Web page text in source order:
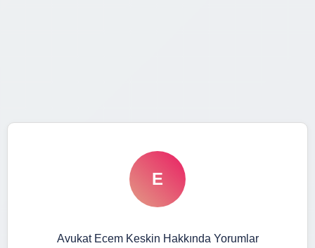
E
Avukat Ecem Keskin Hakkında Yorumlar